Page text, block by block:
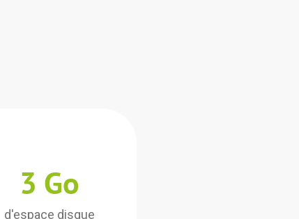
3 Go
d'espace disque